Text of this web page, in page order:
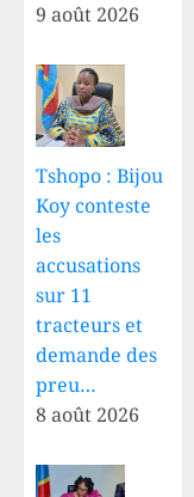
9 août 2026
Tshopo : Bijou
Koy conteste
les
accusations
sur 11
tracteurs et
demande des
preu…
8 août 2026